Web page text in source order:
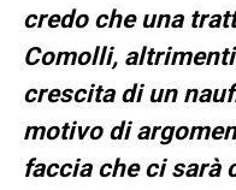
credo che una
Comolli,
crescita di un
motivo di
faccia che ci sarà